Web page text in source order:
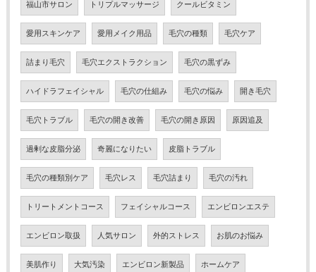
福山市サロン トリプルマッサージ クールビタミン
愛用スキンケア 愛用メイク用品 毛穴の種類 毛穴ケア
詰まり毛穴 毛穴エクストラクション 毛穴の黒ずみ
ハイドラフェイシャル 毛穴の仕組み 毛穴の悩み 開き毛穴
毛穴トラブル 毛穴の開き改善 毛穴の開き原因 原因追及
過剰な皮脂分泌 奇麗になりたい 皮脂トラブル
毛穴の種類別ケア 毛穴レス 毛穴詰まり 毛穴の汚れ
トリートメントコース フェイシャルコース エンビロンエステ
エンビロン取扱 人気サロン 外的ストレス お肌のお悩み
美肌作り 大気汚染 エンビロン新製品 ホームケア